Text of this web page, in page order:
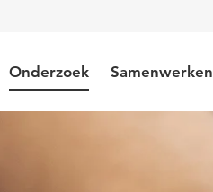
Onderzoek Samenwerken